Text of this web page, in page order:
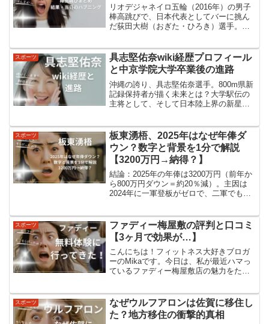
リオデジャネイロ五輪（2016年）の男子
棒高跳びで、日本代表としてバーに挑ん
だ荻田大樹（おぎた・ひろき）選手。競
本人も思わぬ形で注目を集めました。こ
の記事では、荻田大...
スポーツ
具志堅佑奈wiki経歴プロフィール
と中京学院大学卒業後の進路
沖縄の誇り、具志堅佑奈選手。800m県新
記録保持者が描く未来とは？大学駅伝の
主将として、そして日本陸上界の新星と
志堅佑奈選手は、沖縄県出身の中距離ラ
ンナーとして注目を集...
スポーツ
板東湧梧、2025年はなぜ年俸ダ
ウン？数字と背景を1分で解説
【3200万円→納得？】
結論：2025年の年俸は3200万円（前年か
ら800万円ダウン＝約20％減）。主因は
2024年に一軍登板がゼロで、二軍でも決
が悔しさを吐露している。ただし：2025
年のフ...
スポーツ
ファディー梅屋敷の評判と口コミ
【3ヶ月で効果が…】
こんにちは！フィットネス大好きブロガ
ーのMikaです。今日は、私が最近ハマっ
ているファディー梅屋敷店の魅力をたっ
さん、要チェックですよ！駅チカ1分！通
いやすさ抜群ファデ...
スポーツ
なぜウルフアロンは佐賀に移住し
た？地方移住の衝撃的真相